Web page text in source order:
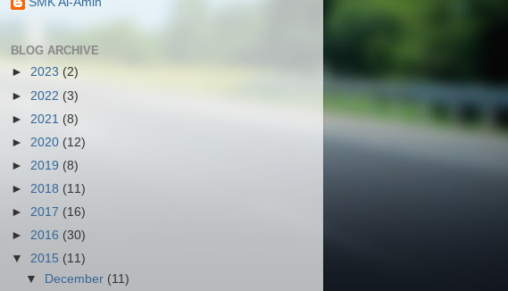
BLOG ARCHIVE
► 2023 (2)
► 2022 (3)
► 2021 (8)
► 2020 (12)
► 2019 (8)
► 2018 (11)
► 2017 (16)
► 2016 (30)
▼ 2015 (11)
▼
December (11)